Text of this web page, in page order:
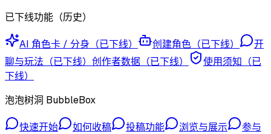
已下线功能（历史）
AI 角色卡 / 分身（已下线） 创建角色（已下线）
开
聊与玩法（已下线） 创作者数据（已下线）
使用须知（已
下线）
泡泡树洞 BubbleBox
快速开始 如何收稿 投稿功能 浏览与展示
参与